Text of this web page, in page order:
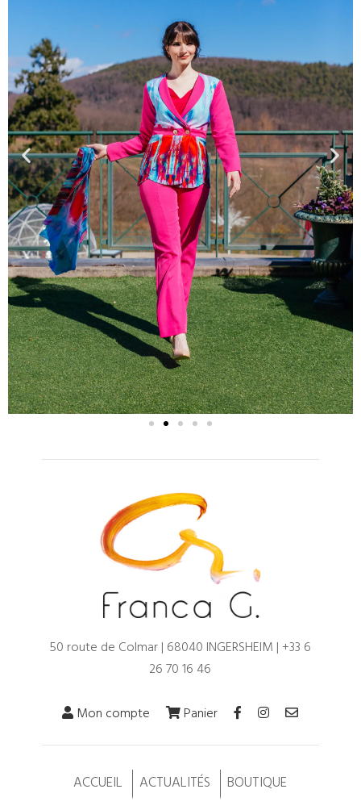
50 route de Colmar | 68040 INGERSHEIM | +33 6
26 70 16 46
Mon compte Panier
ACCUEIL ACTUALITÉS BOUTIQUE